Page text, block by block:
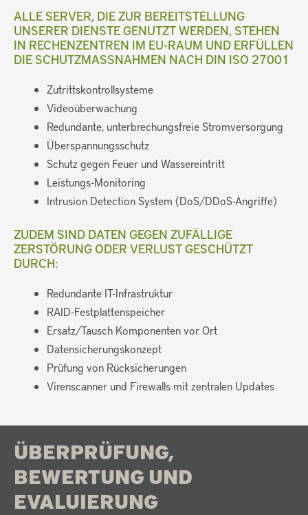
ALLE SERVER, DIE ZUR BEREITSTELLUNG
UNSERER DIENSTE GENUTZT WERDEN, STEHEN
IN RECHENZENTREN IM EU-RAUM UND ERFÜLLEN
DIE SCHUTZMASSNAHMEN NACH DIN ISO 27001
Zutrittskontrollsysteme
Videoüberwachung
Redundante, unterbrechungsfreie Stromversorgung
Überspannungsschutz
Schutz gegen Feuer und Wassereintritt
Leistungs-Monitoring
Intrusion Detection System (DoS/DDoS-Angriffe)
ZUDEM SIND DATEN GEGEN ZUFÄLLIGE
ZERSTÖRUNG ODER VERLUST GESCHÜTZT
DURCH:
Redundante IT-Infrastruktur
RAID-Festplattenspeicher
Ersatz/Tausch Komponenten vor Ort
Datensicherungskonzept
Prüfung von Rücksicherungen
Virenscanner und Firewalls mit zentralen Updates
ÜBERPRÜFUNG,
BEWERTUNG UND
EVALUIERUNG